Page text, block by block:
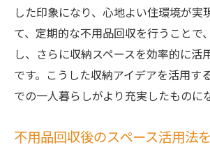
した印象になり、心地よい住環境が実
て、定期的な不用品回収を行うことで
し、さらに収納スペースを効率的に活
です。こうした収納アイデアを活用す
での一人暮らしがより充実したものに
不用品回収後のスペース活用法